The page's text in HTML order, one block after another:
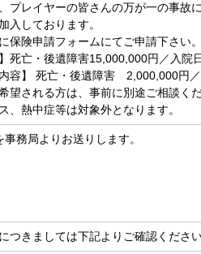
プレイヤーの皆さんの万が一の事故
入しております。
保険申請フォームにてご申請下さい。
死亡・後遺障害15,000,000円／入院
内容】 死亡・後遺障害 2,000,000円
される方は、事前に別途ご相談くだ
熱中症等は対象外となります。
務局よりお送りします。
つきましては下記よりご確認ください